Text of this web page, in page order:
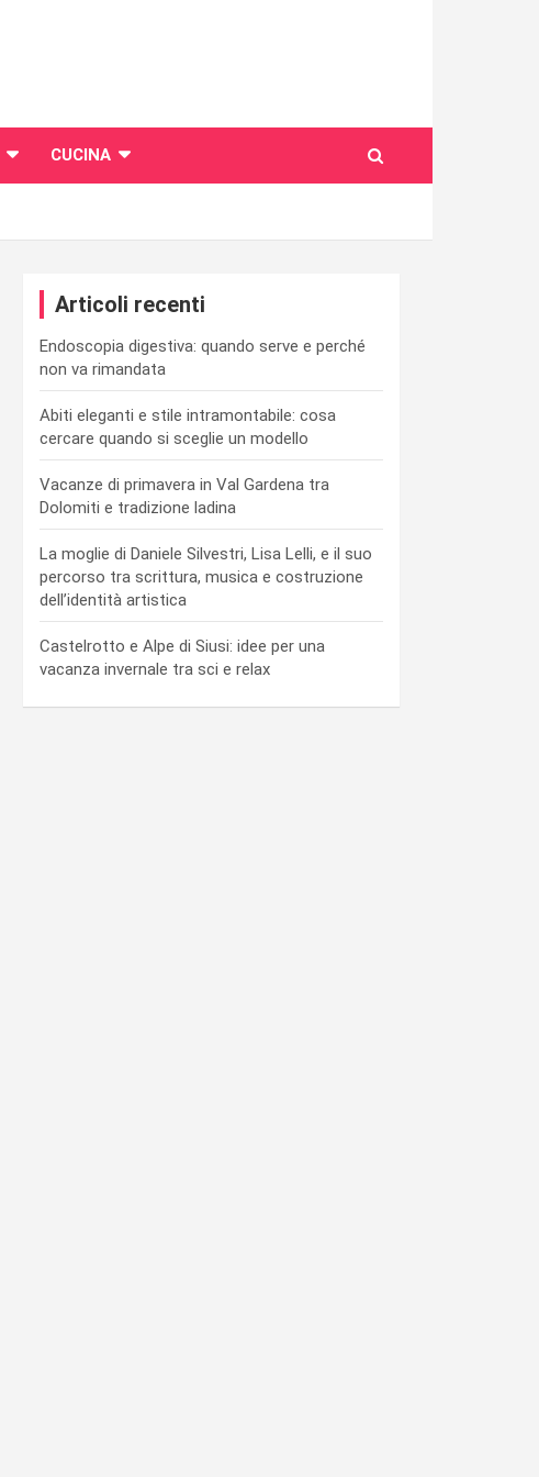
CUCINA
Articoli recenti
Endoscopia digestiva: quando serve e perché
non va rimandata
Abiti eleganti e stile intramontabile: cosa
cercare quando si sceglie un modello
Vacanze di primavera in Val Gardena tra
Dolomiti e tradizione ladina
La moglie di Daniele Silvestri, Lisa Lelli, e il suo
percorso tra scrittura, musica e costruzione
dell’identità artistica
Castelrotto e Alpe di Siusi: idee per una
vacanza invernale tra sci e relax